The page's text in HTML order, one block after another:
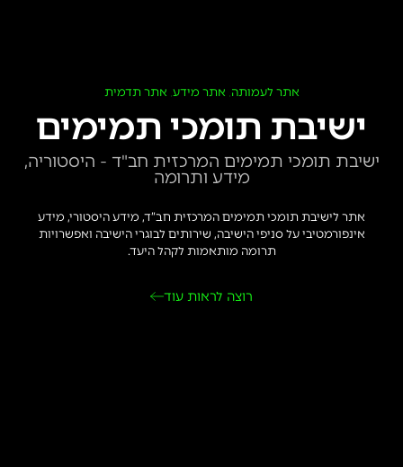
אתר לעמותה, אתר מידע, אתר תדמית
ישיבת תומכי תמימים
ישיבת תומכי תמימים המרכזית חב"ד - היסטוריה,
מידע ותרומה
אתר לישיבת תומכי תמימים המרכזית חב”ד, מידע היסטורי, מידע
אינפורמטיבי על סניפי הישיבה, שירותים לבוגרי הישיבה ואפשרויות
תרומה מותאמות לקהל היעד.
רוצה לראות עוד